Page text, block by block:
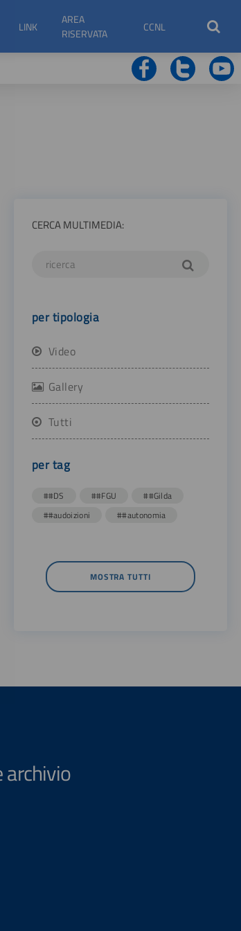
LINK
AREA
RISERVATA
CCNL
CERCA MULTIMEDIA:
per tipologia
Video
Gallery
Tutti
per tag
##DS ##FGU
##Gilda
##audoizioni
##autonomia
MOSTRA TUTTI